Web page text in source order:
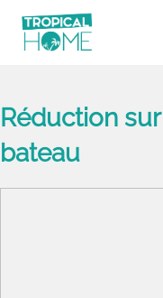
Réduction
bateau